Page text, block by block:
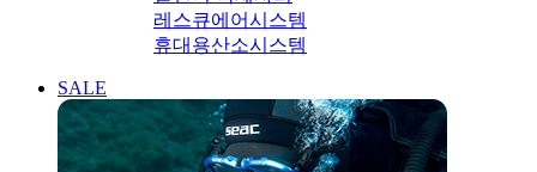
레스큐에어시스템
휴대용산소시스템
SALE